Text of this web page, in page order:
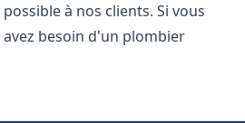
possible à nos clients. Si vous
avez besoin d'un plombier